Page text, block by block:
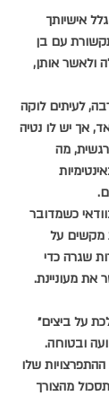
אישיותך
עם בן
ולאשר אותן,
לעיתים לוקה
אך יש לו נטיה
מה
כשמדובר
מקשים על
שגרה כדי
את מעוניינת.
על ביצים״
ובטוחה.
שלו
מהצורך